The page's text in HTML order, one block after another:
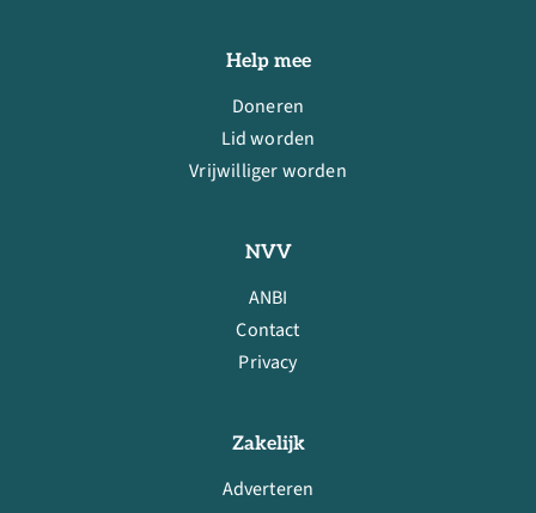
Help mee
Doneren
Lid worden
Vrijwilliger worden
NVV
ANBI
Contact
Privacy
Zakelijk
Adverteren